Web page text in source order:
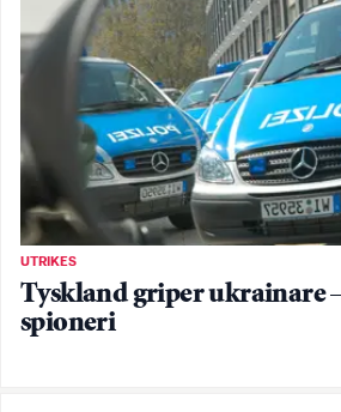
UTRIKES
Tyskland griper ukrainare
spioneri